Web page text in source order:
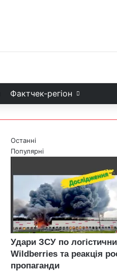
Фактчек-регіон
Останні
Популярні
Удари ЗСУ по
Wildberries та реакція
пропаганди